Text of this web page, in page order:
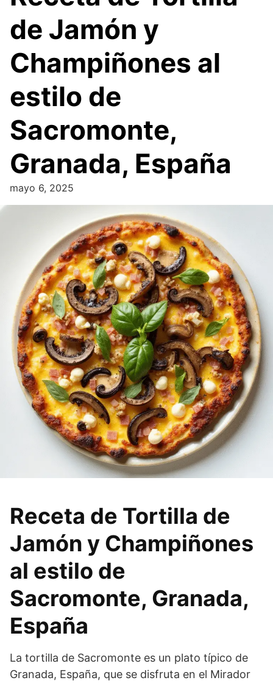
de Jamón y
Champiñones al
estilo de
Sacromonte,
Granada, España
mayo 6, 2025
Receta de Tortilla de
Jamón y Champiñones
al estilo de
Sacromonte, Granada,
España
La tortilla de Sacromonte es un plato típico de
Granada, España, que se disfruta en el Mirador